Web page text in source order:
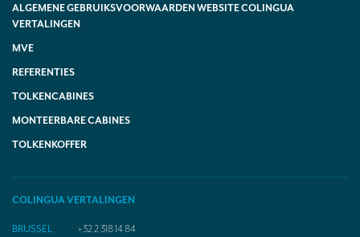
ALGEMENE GEBRUIKSVOORWAARDEN WEBSITE COLINGUA
VERTALINGEN
MVE
REFERENTIES
TOLKENCABINES
MONTEERBARE CABINES
TOLKENKOFFER
COLINGUA VERTALINGEN
BRUSSEL
+32 2 318 14 84